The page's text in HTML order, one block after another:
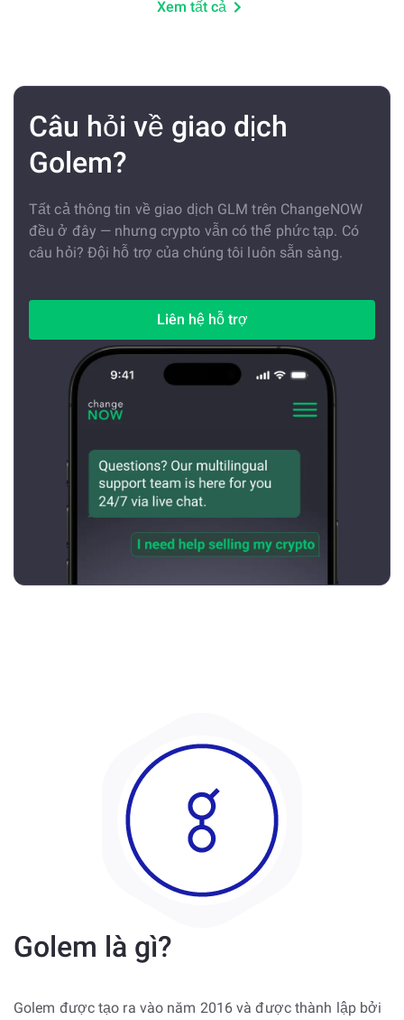
Xem tất cả
Câu hỏi về giao dịch
Golem?
Tất cả thông tin về giao dịch GLM trên ChangeNOW
đều ở đây — nhưng crypto vẫn có thể phức tạp. Có
câu hỏi? Đội hỗ trợ của chúng tôi luôn sẵn sàng.
Liên hệ hỗ trợ
Golem là gì?
Golem được tạo ra vào năm 2016 và được thành lập bởi